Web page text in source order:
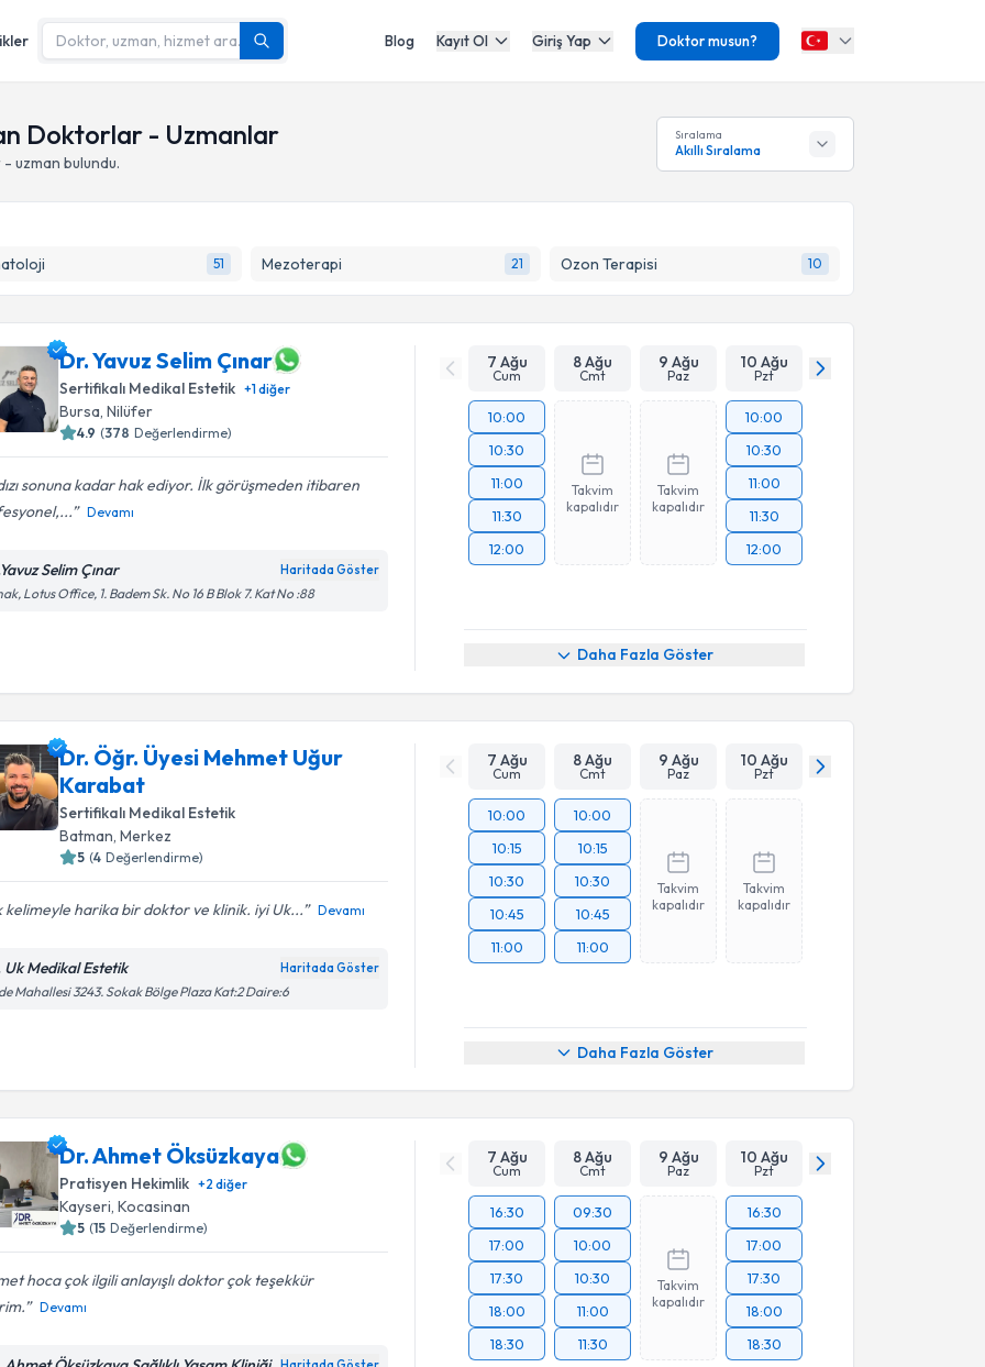
Blog Kayıt Ol Giriş Yap Doktor musun?
Doktorlar - Uzmanlar
uzman bulundu.
Sıralama
Akıllı Sıralama
51 Mezoterapi 21 Ozon Terapisi 10
Dr. Yavuz Selim Çınar
Sertifikalı Medikal Estetik +1diğer
Bursa,Nilüfer
4.9 (378 Değerlendirme)
sonuna kadar hak ediyor. İlk görüşmeden itibaren
Devamı
Selim Çınar Haritada Göster
Lotus Office, 1. Badem Sk. No 16 B Blok 7. Kat No :88
7 Ağu
Cum
8 Ağu
Cmt
9 Ağu
Paz
10 Ağu
Pzt
10:00
10:30
11:00
11:30
12:00
Takvim
kapalıdır
Takvim
kapalıdır
10:00
10:30
11:00
11:30
12:00
Daha Fazla Göster
Dr. Öğr. Üyesi Mehmet Uğur
Karabat
Sertifikalı Medikal Estetik
Batman ,Merkez
5 (4 Değerlendirme)
kelimeyle harika bir doktor ve klinik. iyi Uk... Devamı
Uk Medikal Estetik Haritada Göster
Mahallesi 3243. Sokak Bölge Plaza Kat:2 Daire:6
7 Ağu
Cum
8 Ağu
Cmt
9 Ağu
Paz
10 Ağu
Pzt
10:00
10:15
10:30
10:45
11:00
10:00
10:15
10:30
10:45
11:00
Takvim
kapalıdır
Takvim
kapalıdır
Daha Fazla Göster
Dr. Ahmet Öksüzkaya
Pratisyen Hekimlik +2 diğer
Kayseri,Kocasinan
5 (15 Değerlendirme)
hoca çok ilgili anlayışlı doktor çok teşekkür
Devamı
7 Ağu
Cum
8 Ağu
Cmt
9 Ağu
Paz
10 Ağu
Pzt
16:30
17:00
17:30
18:00
18:30
09:30
10:00
10:30
11:00
11:30
Takvim
kapalıdır
16:30
17:00
17:30
18:00
18:30